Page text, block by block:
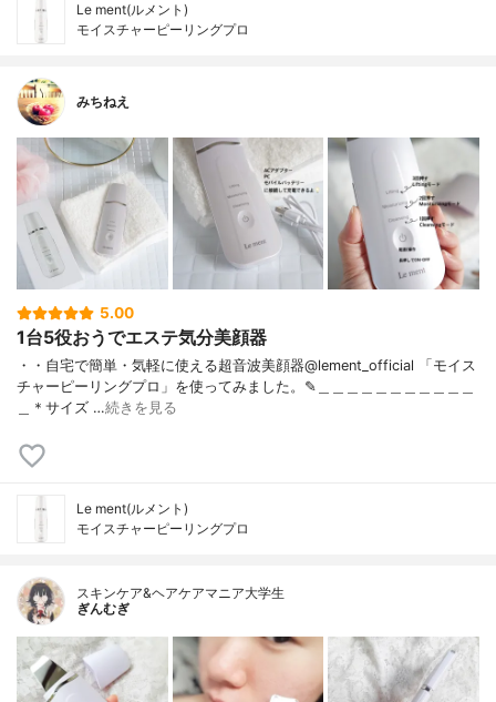
Le ment(ルメント)
モイスチャーピーリングプロ
みちねえ
5.00
1台5役おうでエステ気分美顔器
・・自宅で簡単・気軽に使える超音波美顔器@lement_official 「モイス
チャーピーリングプロ」を使ってみました。✎︎＿＿＿＿＿＿＿＿＿＿＿
＿＊サイズ …続きを見る
Le ment(ルメント)
モイスチャーピーリングプロ
スキンケア&ヘアケアマニア大学生
ぎんむぎ